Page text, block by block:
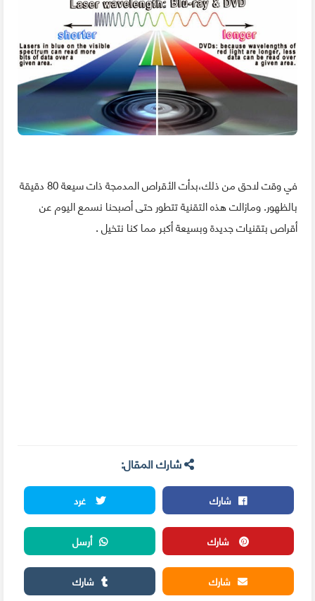
في وقت لاحق من ذلك،بدأت الأقراص المدمجة ذات سيعة 80 دقيقة
بالظهور. ومازالت هذه التقنية تتطور حتى أصبحنا نسمع اليوم عن
أقراص بتقنيات جديدة وبسيعة أكبر مما كنا نتخيل .
شارك المقال:
شارك
غرد
شارك
أرسل
شارك
شارك